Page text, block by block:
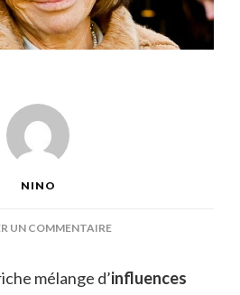
NINO
UN COMMENTAIRESUR
mélange d’influences